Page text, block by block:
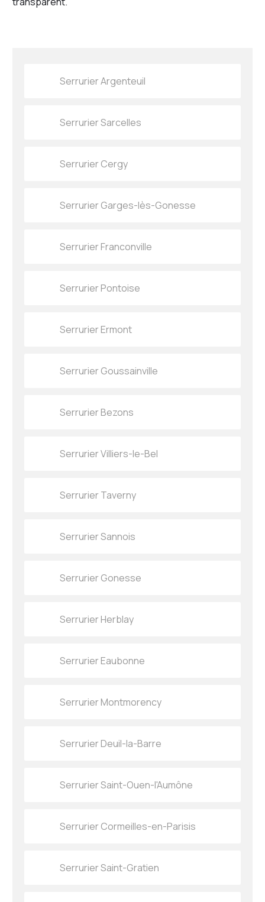
Serrurier Argenteuil
Serrurier Sarcelles
Serrurier Cergy
Serrurier Garges-lès-Gonesse
Serrurier Franconville
Serrurier Pontoise
Serrurier Ermont
Serrurier Goussainville
Serrurier Bezons
Serrurier Villiers-le-Bel
Serrurier Taverny
Serrurier Sannois
Serrurier Gonesse
Serrurier Herblay
Serrurier Eaubonne
Serrurier Montmorency
Serrurier Deuil-la-Barre
Serrurier Saint-Ouen-l'Aumône
Serrurier Cormeilles-en-Parisis
Serrurier Saint-Gratien